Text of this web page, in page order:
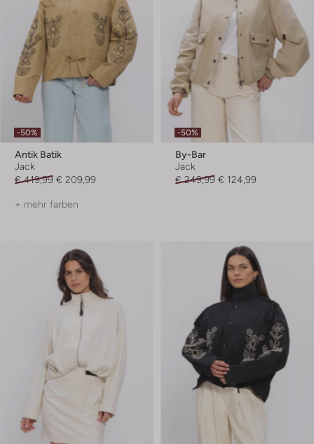
-50%
Antik Batik
Jack
€ 419,99 € 209,99
+ mehr farben
-50%
By-Bar
Jack
€ 249,99 € 124,99